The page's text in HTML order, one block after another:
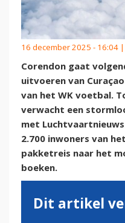
16 december 2025 - 16:04
Corendon gaat
uitvoeren van
van het WK voetbal.
verwacht een
met
2.700 inwoners van
pakketreis naar het
boeken.
Dit artikel